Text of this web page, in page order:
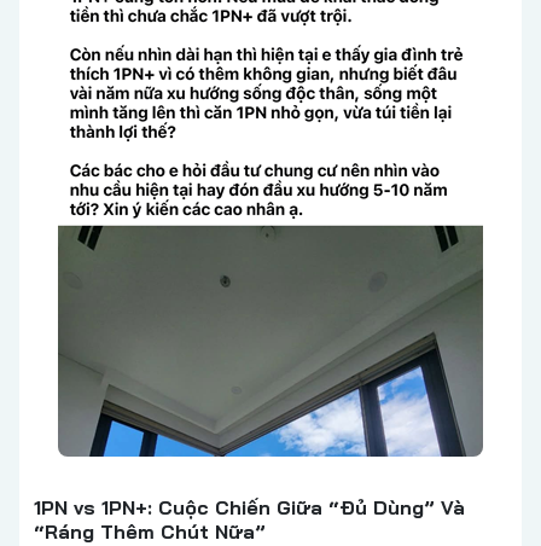
1PN vs 1PN+: Cuộc Chiến Giữa “Đủ Dùng” Và
“Ráng Thêm Chút Nữa”